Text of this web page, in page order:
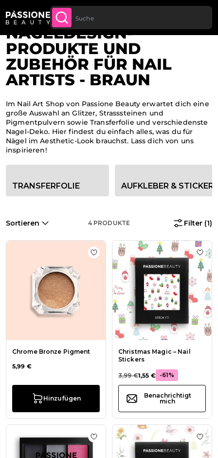
Bis zu 20 € Rabatt auf deine erste
Bestellung
SPRINGEN
Brotkrümel
Home
NAGELDESIGN-
PRODUKTE UND
ZUBEHÖR FÜR NAIL
ARTISTS - BRAUN
Im Nail Art Shop von Passione Beauty erwartet dich eine
große Auswahl an Glitzer, Strasssteinen und
Pigmentpulvern sowie Transferfolie und verschiedenste
Nagel-Deko. Hier findest du einfach alles, was du für
Nägel im Aesthetic-Look brauchst. Lass dich von uns
inspirieren!
Kategorie-Filteroptionen
TRANSFERFOLIE AUFKLEBER & STICKER
Sortieren 4PRODUKTE Filter (1)
Chrome Bronze Pigment
5,99 €
Hinzufügen
Zur Wunschliste hinzufügen
Christmas Magic – Nail
Stickers
3,99 €1,55 € -61%
Benachrichtigt
mich
Zur
Zur Wunschliste hinzufügen Shade
Zur